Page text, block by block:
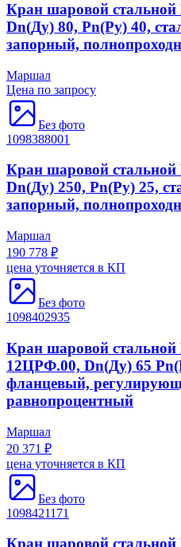
Кран шаровой
Dn(Ду) 80, Рn(Ру) 40,
запорный,
Маршал
Цена по запросу
Без фото
1098388001
Кран шаровой
Dn(Ду) 250, Рn(Ру) 25,
запорный,
Маршал
190 778 ₽
цена уточняется в КП
Без фото
1098402935
Кран шаровой
12ЦРФ.00, Dn(Ду) 65
фланцевый,
равнопроцентный
Маршал
20 371 ₽
цена уточняется в КП
Без фото
1098421171